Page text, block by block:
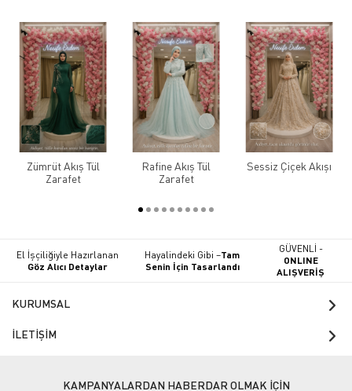
Zümrüt Akış Tül
Zarafet
Rafine Akış Tül
Zarafet
Sessiz Çiçek Akışı
El İşçiliğiyle Hazırlanan
Göz Alıcı Detaylar
Hayalindeki Gibi –Tam
Senin İçin Tasarlandı
GÜVENLİ -
ONLINE
ALIŞVERİŞ
KURUMSAL
İLETİŞİM
KAMPANYALARDAN HABERDAR OLMAK İÇİN